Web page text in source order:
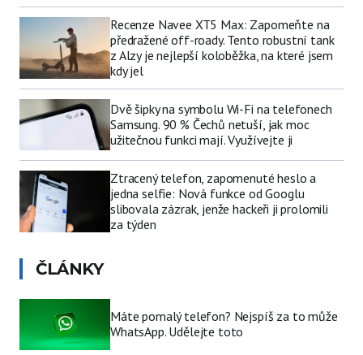
Recenze Navee XT5 Max: Zapomeňte na
předražené off-roady. Tento robustní tank
z Alzy je nejlepší koloběžka, na které jsem
kdy jel
Dvě šipky na symbolu Wi-Fi na telefonech
Samsung. 90 % Čechů netuší, jak moc
užitečnou funkci mají. Využívejte ji
Ztracený telefon, zapomenuté heslo a
jedna selfie: Nová funkce od Googlu
slibovala zázrak, jenže hackeři ji prolomili
za týden
ČLÁNKY
Máte pomalý telefon? Nejspíš za to může
WhatsApp. Udělejte toto